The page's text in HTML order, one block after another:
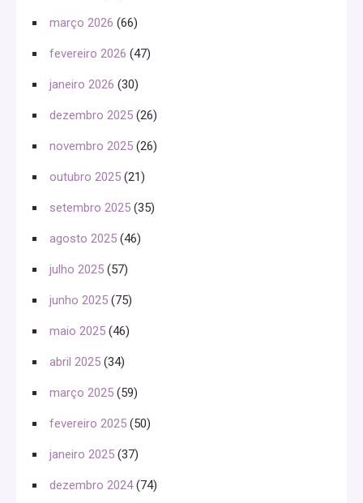
março 2026 (66)
fevereiro 2026 (47)
janeiro 2026 (30)
dezembro 2025 (26)
novembro 2025 (26)
outubro 2025 (21)
setembro 2025 (35)
agosto 2025 (46)
julho 2025 (57)
junho 2025 (75)
maio 2025 (46)
abril 2025 (34)
março 2025 (59)
fevereiro 2025 (50)
janeiro 2025 (37)
dezembro 2024(74)